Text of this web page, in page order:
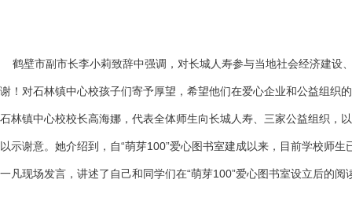
鹤壁市副市长李小莉致辞中强调，对长城人寿参与当地社会经济建设
谢！对石林镇中心校孩子们寄予厚望，希望他们在爱心企业和公益组织
石林镇中心校校长高海娜，代表全体师生向长城人寿、三家公益组织，
以示谢意。她介绍到，自“萌芽100”爱心图书室建成以来，目前学校师
一凡现场发言，讲述了自己和同学们在“萌芽100”爱心图书室设立后的